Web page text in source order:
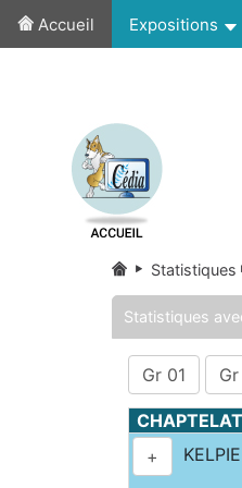
Accueil Expositions
Statistiques
Statistiques
Gr 01
+